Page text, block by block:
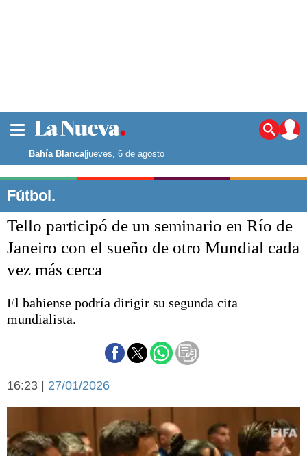
Noticias
La ciudad
Punta Alta
El mundo
Seguridad
Liga del Sur
Federal A
Economía y finanzas
Con el campo
Espacio empresas
Bahía Blanca|jueves, 6 de agosto
Fútbol.
Tello participó de un seminario en Río de
Janeiro con el sueño de otro Mundial cada
vez más cerca
El bahiense podría dirigir su segunda cita
mundialista.
16:23 | 27/01/2026